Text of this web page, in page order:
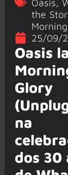
Oasis,
the
25/09/
Oasis
Glory
na
dos 30